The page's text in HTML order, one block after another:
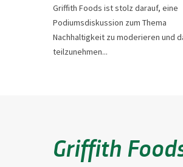
Griffith Foods ist stolz darauf, eine
Podiumsdiskussion zum Thema
Nachhaltigkeit zu moderieren und
teilzunehmen...
Griffith